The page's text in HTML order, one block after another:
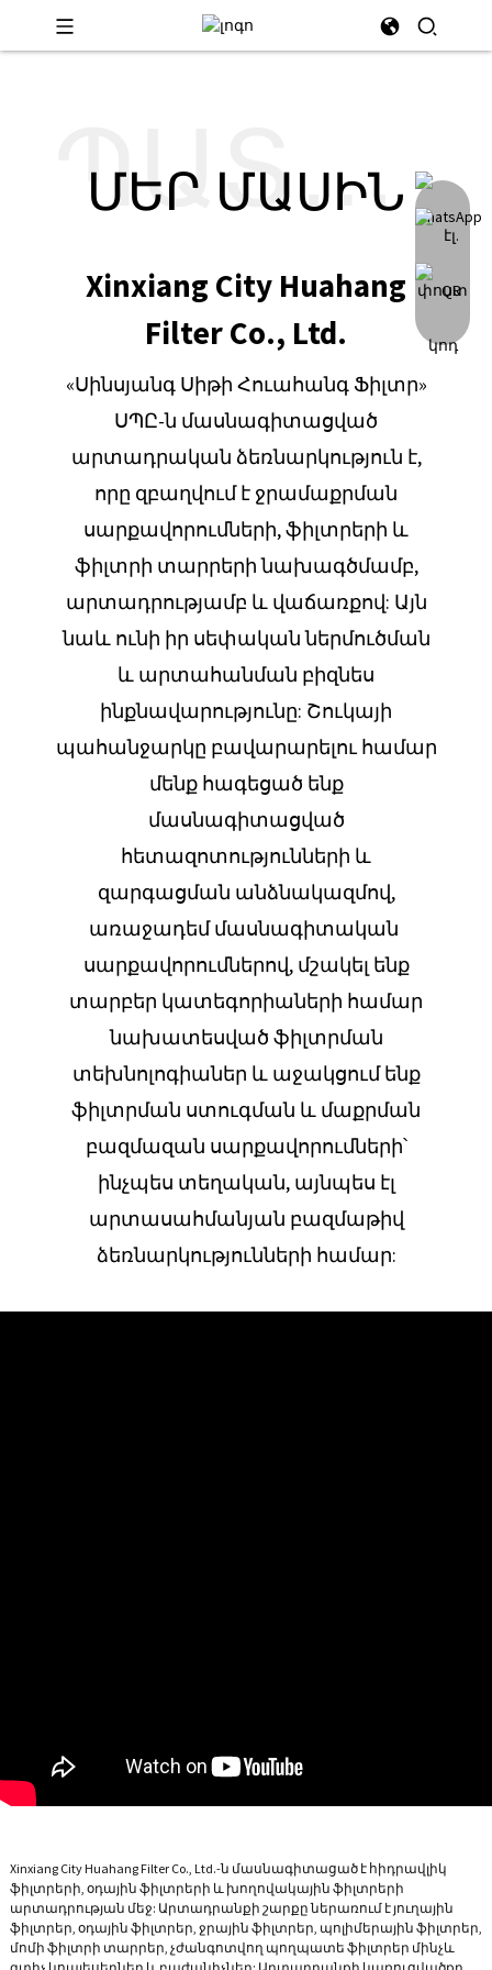
ՄԵՐ ՄԱՍԻՆ
ՊԱՏԿԵՐ
Xinxiang City Huahang
Filter Co., Ltd.
«Սինսյանգ Սիթի Հուահանգ Ֆիլտր»
ՍՊԸ-ն մասնագիտացված
արտադրական ձեռնարկություն է,
որը զբաղվում է ջրամաքրման
սարքավորումների, ֆիլտրերի և
ֆիլտրի տարրերի նախագծմամբ,
արտադրությամբ և վաճառքով: Այն
նաև ունի իր սեփական ներմուծման
և արտահանման բիզնես
ինքնավարությունը: Շուկայի
պահանջարկը բավարարելու համար
մենք հագեցած ենք
մասնագիտացված
հետազոտությունների և
զարգացման անձնակազմով,
առաջադեմ մասնագիտական ​​
սարքավորումներով, մշակել ենք
տարբեր կատեգորիաների համար
նախատեսված ֆիլտրման
տեխնոլոգիաներ և աջակցում ենք
ֆիլտրման ստուգման և մաքրման
բազմազան սարքավորումների՝
ինչպես տեղական, այնպես էլ
արտասահմանյան բազմաթիվ
ձեռնարկությունների համար:
Xinxiang City Huahang Filter Co., Ltd.-ն մասնագիտացած է հիդրավլիկ
ֆիլտրերի, օդային ֆիլտրերի և խողովակային ֆիլտրերի
արտադրության մեջ: Արտադրանքի շարքը ներառում է յուղային
ֆիլտրեր, օդային ֆիլտրեր, ջրային ֆիլտրեր, պոլիմերային ֆիլտրեր,
մոմի ֆիլտրի տարրեր, չժանգոտվող պողպատե ֆիլտրեր մինչև